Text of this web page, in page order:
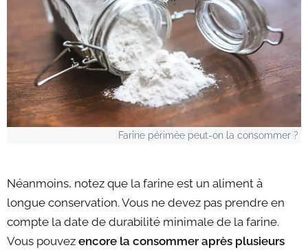
Farine périmée peut-on la consommer ?
Néanmoins, notez que la farine est un aliment à
longue conservation. Vous ne devez pas prendre en
compte la date de durabilité minimale de la farine.
Vous pouvez encore la consommer après plusieurs